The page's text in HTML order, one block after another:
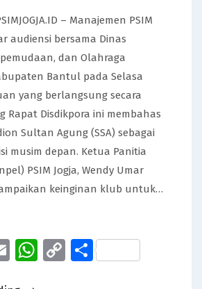
– Manajemen PSIM
audiensi bersama Dinas
dan Olahraga
Bantul pada Selasa
yang berlangsung secara
Rapat Disdikpora ini membahas
Sultan Agung (SSA) sebagai
musim depan. Ketua Panitia
PSIM Jogja, Wendy Umar
keinginan klub untuk…
EmailWhatsApp
CopyShare